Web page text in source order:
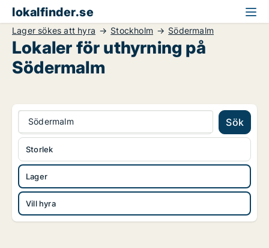
lokalfinder.se
Lager sökes att hyra Stockholm Södermalm
Lokaler för uthyrning på
Södermalm
Södermalm Sök
Lager
Vill hyra
Storlek